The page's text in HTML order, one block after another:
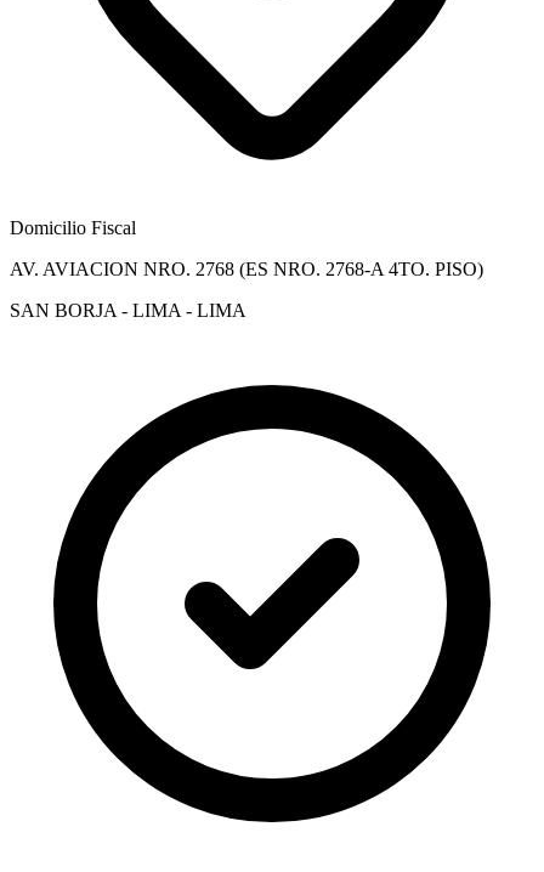
Domicilio Fiscal
AV. AVIACION NRO. 2768 (ES NRO. 2768-A 4TO. PISO)
SAN BORJA - LIMA - LIMA